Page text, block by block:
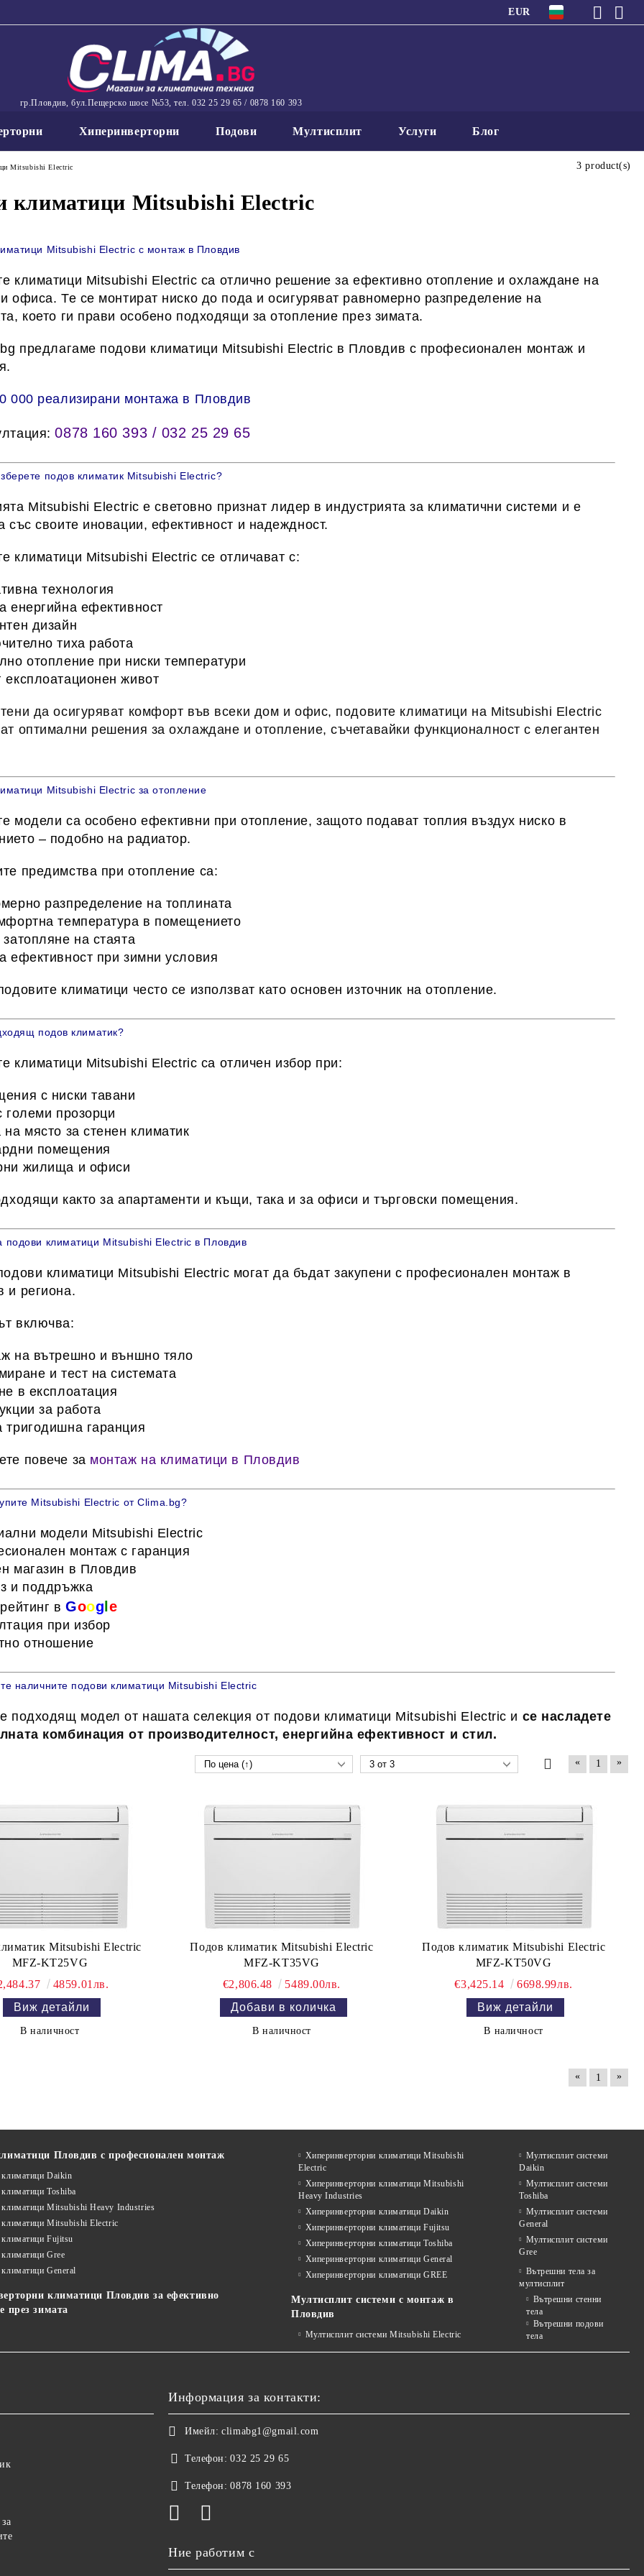
EUR
гр.Пловдив, бул.Пещерско шосе №53, тел. 032 25 29 65 / 0878 160 393
Хиперинверторни Подови Мултисплит Услуги Блог
Mitsubishi Electric
климатици Mitsubishi Electric
Mitsubishi Electric с монтаж в Пловдив
климатици Mitsubishi Electric са отлично решение за ефективно отопление и охлаждане на
офиса. Те се монтират ниско до пода и осигуряват равномерно разпределение на
което ги прави особено подходящи за отопление през зимата.
предлагаме подови климатици Mitsubishi Electric в Пловдив с професионален монтаж и
000 реализирани монтажа в Пловдив
0878 160 393 / 032 25 29 65
подов климатик Mitsubishi Electric?
Mitsubishi Electric е световно признат лидер в индустрията за климатични системи и е
със своите иновации, ефективност и надеждност.
климатици Mitsubishi Electric се отличават с:
технология
енергийна ефективност
дизайн
тиха работа
отопление при ниски температури
експлоатационен живот
да осигуряват комфорт във всеки дом и офис, подовите климатици на Mitsubishi Electric
оптимални решения за охлаждане и отопление, съчетавайки функционалност с елегантен
Mitsubishi Electric за отопление
модели са особено ефективни при отопление, защото подават топлия въздух ниско в
– подобно на радиатор.
предимства при отопление са:
разпределение на топлината
температура в помещението
затопляне на стаята
ефективност при зимни условия
климатици често се използват като основен източник на отопление.
подов климатик?
климатици Mitsubishi Electric са отличен избор при:
с ниски тавани
големи прозорци
на място за стенен климатик
помещения
жилища и офиси
както за апартаменти и къщи, така и за офиси и търговски помещения.
подови климатици Mitsubishi Electric в Пловдив
климатици Mitsubishi Electric могат да бъдат закупени с професионален монтаж в
и региона.
включва:
на вътрешно и външно тяло
и тест на системата
в експлоатация
за работа
тригодишна гаранция
повече за монтаж на климатици в Пловдив
Mitsubishi Electric от Clima.bg?
модели Mitsubishi Electric
монтаж с гаранция
магазин в Пловдив
и поддръжка
вGoog e
при избор
отношение
наличните подови климатици Mitsubishi Electric
подходящ модел от нашата селекция от подови климатици Mitsubishi Electric и се насладете
комбинация от производителност, енергийна ефективност и стил.
3 product(s)
« 1 »
Mitsubishi Electric
MFZ-KT25VG
4859.01лв.
Виж детайли
В наличност
Подов климатик Mitsubishi Electric
MFZ-KT35VG
€2,806.48
5489.00лв.
В наличност
Подов климатик Mitsubishi Electric
MFZ-KT50VG
€3,425.14
6698.99лв.
Виж детайли
В наличност
« 1 »
Пловдив с професионален монтаж
Daikin
Toshiba
Mitsubishi Heavy Industries
Mitsubishi Electric
Fujitsu
Gree
General
климатици Пловдив за ефективно
през зимата
Хиперинверторни климатици Mitsubishi
Electric
Хиперинверторни климатици Mitsubishi
Heavy Industries
Хиперинверторни климатици Daikin
Хиперинверторни климатици Fujitsu
Хиперинверторни климатици Toshiba
Хиперинверторни климатици General
Хиперинверторни климатици GREE
Мултисплит системи с монтаж в
Пловдив
Мултисплит системи Mitsubishi Electric
Мултисплит системи
Daikin
Мултисплит системи
Toshiba
Мултисплит системи
General
Мултисплит системи
Gree
Вътрешни тела за
мултисплит
Вътрешни стенни
тела
Вътрешни подови
тела
Информация за контакти:
Имейл: climabg1@gmail.com
Телефон: 032 25 29 65
Телефон: 0878 160 393
Ние работим с